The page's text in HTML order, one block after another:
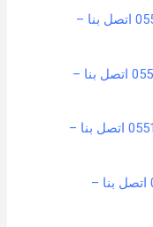
شركة تنظيف خزانات بسكاكا – 0551154864 اتصل بنا –
شركة تنظيف مكيفات بسكاكا – 0551154864 اتصل بنا –
شركة مكافحة حشرات بسكاكا – 0551154864 اتصل بنا –
شركة رش مبيدات بسكاكا – 0551154864 اتصل بنا –